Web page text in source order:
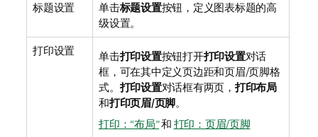
标题设置 单击标题设置按钮，定义图表标题的高
级设置。
打印设置 单击打印设置按钮打开打印设置对话
框，可在其中定义页边距和页眉/页脚格
式。打印设置对话框有两页，打印布局
和打印页眉/页脚。
打印：“布局”和 打印：页眉/页脚